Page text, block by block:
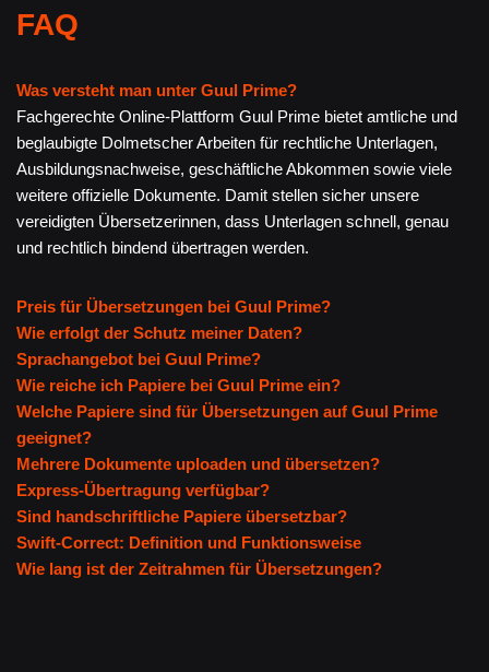
FAQ
Was versteht man unter Guul Prime?
Fachgerechte Online-Plattform Guul Prime bietet amtliche und
beglaubigte Dolmetscher Arbeiten für rechtliche Unterlagen,
Ausbildungsnachweise, geschäftliche Abkommen sowie viele
weitere offizielle Dokumente. Damit stellen sicher unsere
vereidigten Übersetzerinnen, dass Unterlagen schnell, genau
und rechtlich bindend übertragen werden.
Preis für Übersetzungen bei Guul Prime?
Wie erfolgt der Schutz meiner Daten?
Sprachangebot bei Guul Prime?
Wie reiche ich Papiere bei Guul Prime ein?
Welche Papiere sind für Übersetzungen auf Guul Prime
geeignet?
Mehrere Dokumente uploaden und übersetzen?
Express-Übertragung verfügbar?
Sind handschriftliche Papiere übersetzbar?
Swift-Correct: Definition und Funktionsweise
Wie lang ist der Zeitrahmen für Übersetzungen?